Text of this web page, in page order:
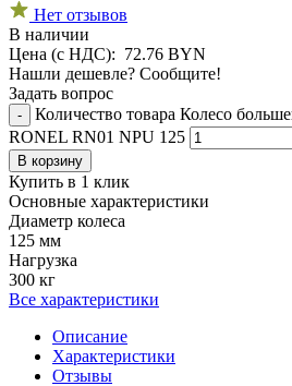
Нет отзывов
В наличии
Цена (с НДС): 72.76 BYN
Нашли дешевле? Сообщите!
Задать вопрос
-
Количество товара Колесо
RONEL RN01 NPU 125
В корзину
Купить в 1 клик
Основные характеристики
Диаметр колеса
125 мм
Нагрузка
300 кг
Все характеристики
Описание
Характеристики
Отзывы